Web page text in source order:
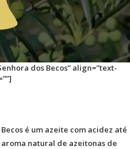
dos Becos” align=”text-
é um azeite com acidez até
natural de azeitonas de